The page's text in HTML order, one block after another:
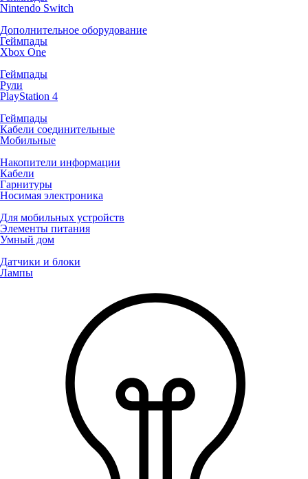
Nintendo Switch
Дополнительное оборудование
Геймпады
Xbox One
Геймпады
Рули
PlayStation 4
Геймпады
Кабели соединительные
Мобильные
Накопители информации
Кабели
Гарнитуры
Носимая электроника
Для мобильных устройств
Элементы питания
Умный дом
Датчики и блоки
Лампы